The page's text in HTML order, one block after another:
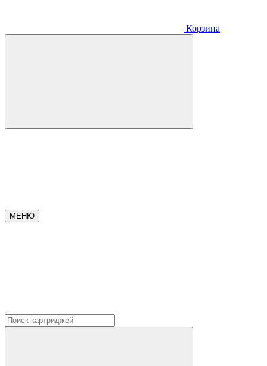
Корзина
МЕНЮ